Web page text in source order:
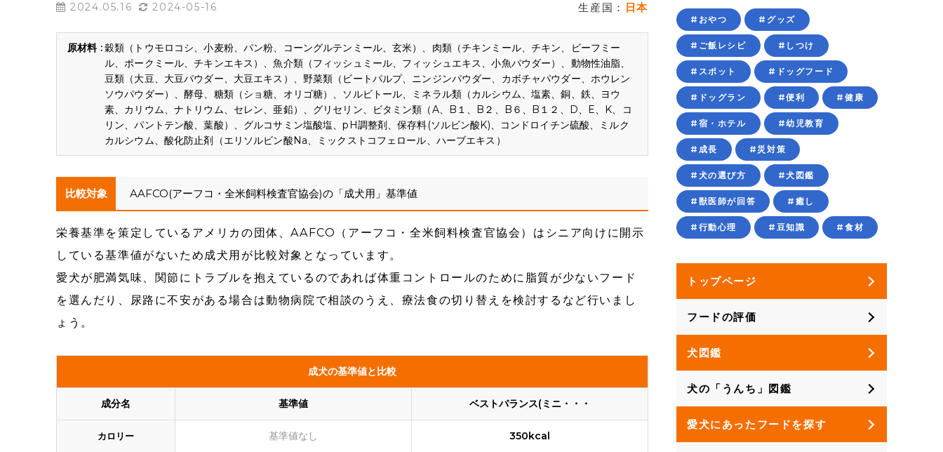
2024.05.16 2024-05-16 生産国： 日本
穀類（トウモロコシ、小麦粉、パン粉、コーングルテンミール、玄米）、肉類（チキンミール、チキン、ビーフミー
ル、ポークミール、チキンエキス）、魚介類（フィッシュミール、フィッシュエキス、小魚パウダー）、動物性油脂、
豆類（大豆、大豆パウダー、大豆エキス）、野菜類（ビートパルプ、ニンジンパウダー、カボチャパウダー、ホウレン
ソウパウダー）、酵母、糖類（ショ糖、オリゴ糖）、ソルビトール、ミネラル類（カルシウム、塩素、銅、鉄、ヨウ
素、カリウム、ナトリウム、セレン、亜鉛）、グリセリン、ビタミン類（A、B１、B２、B６、B１２、D、E、K、コ
リン、パントテン酸、葉酸）、グルコサミン塩酸塩、pH調整剤、保存料(ソルビン酸K)、コンドロイチン硫酸、ミルク
カルシウム、酸化防止剤（エリソルビン酸Na、ミックストコフェロール、ハーブエキス）
比較対象 AAFCO(アーフコ・全米飼料検査官協会)の「成犬用」基準値
栄養基準を策定しているアメリカの団体、AAFCO（アーフコ・全米飼料検査官協会）はシニア向けに開示
している基準値がないため成犬用が比較対象となっています。
愛犬が肥満気味、関節にトラブルを抱えているのであれば体重コントロールのために脂質が少ないフード
を選んだり、尿路に不安がある場合は動物病院で相談のうえ、療法食の切り替えを検討するなど行いまし
ょう。
成犬の基準値と比較
成分名 基準値 ベストバランス(ミニ・・・
カロリー 基準値なし 350kcal
#おやつ #グッズ
#ご飯レシピ #しつけ
#スポット #ドッグフード
#ドッグラン #便利 #健康
#宿・ホテル #幼児教育
#成長 #災対策
#犬の選び方 #犬図鑑
#獣医師が回答 #癒し
#行動心理 #豆知識 #食材
トップページ
フードの評価
犬図鑑
犬の「うんち」図鑑
愛犬にあったフードを探す